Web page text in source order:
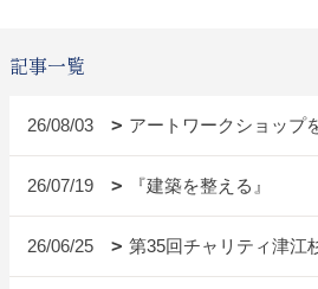
記事一覧
26/08/03 アートワークショップ
26/07/19 『建築を整える』
26/06/25 第35回チャリティ津江